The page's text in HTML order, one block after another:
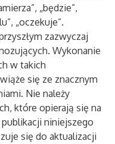
„będzie”,
„oczekuje”.
zazwyczaj
Wykonanie
w takich
się ze znacznym
Nie należy
które opierają się na
niniejszego
się do aktualizacji